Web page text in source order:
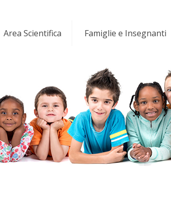
Area Scientifica Famiglie e Insegnanti